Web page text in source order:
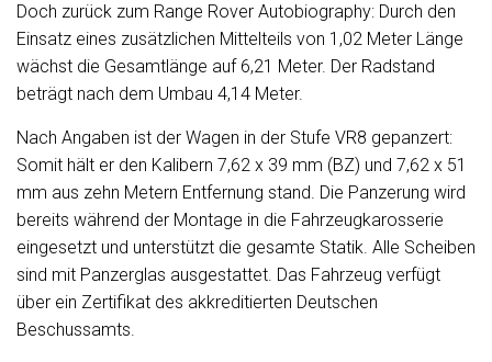
Sitzheizung vorn
Sonnenblende mit Spiegel (beleuchtet)
Soundsystem
Spiegel abklappbar
Spiegel automatisch abblendbar
Spiegel beheizbar
Spiegel elektrisch verstellbar
Spurhalteassistent
Standheizung
Doch zurück zum Range Rover Autobiography: Durch den
Einsatz eines zusätzlichen Mittelteils von 1,02 Meter Länge
wächst die Gesamtlänge auf 6,21 Meter. Der Radstand
beträgt nach dem Umbau 4,14 Meter.
Nach Angaben ist der Wagen in der Stufe VR8 gepanzert:
Somit hält er den Kalibern 7,62 x 39 mm (BZ) und 7,62 x 51
mm aus zehn Metern Entfernung stand. Die Panzerung wird
bereits während der Montage in die Fahrzeugkarosserie
eingesetzt und unterstützt die gesamte Statik. Alle Scheiben
sind mit Panzerglas ausgestattet. Das Fahrzeug verfügt
über ein Zertifikat des akkreditierten Deutschen
Beschussamts.